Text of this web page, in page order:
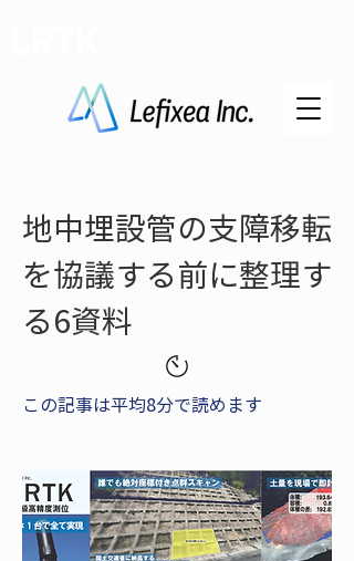
地中埋設管の支障移転
を協議する前に整理す
る6資料
この記事は平均8分で読めます